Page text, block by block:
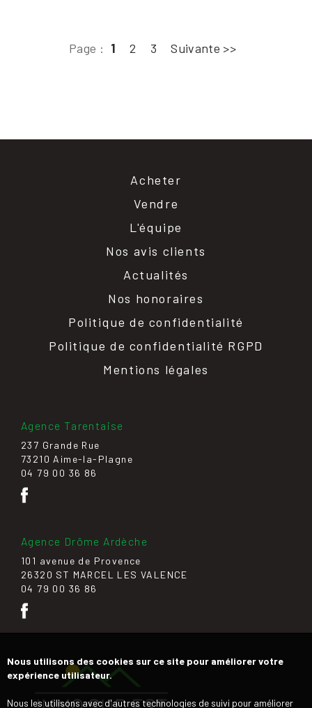
Page : 1 2 3 Suivante >>
Acheter
Vendre
L'équipe
Nos avis clients
Actualités
Nos honoraires
Politique de confidentialité
Politique de confidentialité RGPD
Mentions légales
Agence Tarentaise
237 Grande Rue
73210 Aime-la-Plagne
04 79 00 36 86
Agence Drôme Ardèche
101 avenue de Provence
26320 ST MARCEL LES VALENCE
04 79 00 36 86
Nous utilisons des cookies sur ce site pour améliorer votre
expérience utilisateur.
Nous les utilisons avec d'autres technologies de suivi pour améliorer